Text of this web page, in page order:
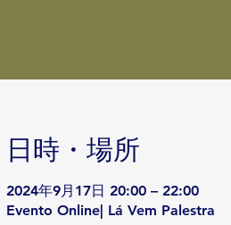
日時・場所
2024年9月17日 20:00 – 22:00
Evento Online| Lá Vem Palestra